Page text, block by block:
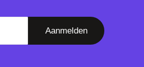
Aanmelden